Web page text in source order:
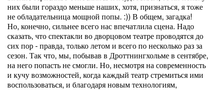
них были гораздо меньше наших, хотя, признаться, я тоже
не обладательница мощной попы. :)) В общем, загадка!
Но, конечно, сильнее всего нас впечатлила сцена. Надо
сказать, что спектакли во дворцовом театре проводятся до
сих пор - правда, только летом и всего по несколько раз за
сезон. Так что, мы, побывав в Дроттнингхольме в сентябре,
на него попасть не смогли. Но, несмотря на современность
и кучу возможностей, когда каждый театр стремиться ими
воспользоваться, и благодаря новым технологиям,